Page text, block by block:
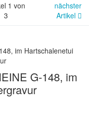
1 von
3
nächster
Artikel
G-148, im